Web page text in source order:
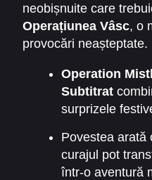
neobișnuite care
Operațiunea Vâsc, o
provocări
momente de
captivantă și
Operation
Subtitrat
surprizele
Povestea arată
curajul pot
într-o aventură